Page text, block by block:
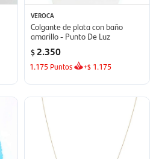
VEROCA
Colgante de plata con baño
amarillo - Punto De Luz
$ 2.350
1.175 Puntos +$ 1.175